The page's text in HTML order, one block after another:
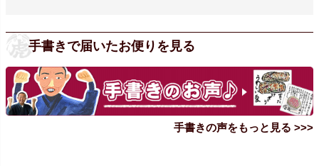
手書きで届いたお便りを見る
手書きの声をもっと見る >>>